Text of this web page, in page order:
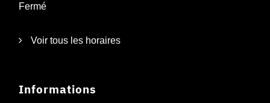
Fermé
Voir tous les horaires
Informations